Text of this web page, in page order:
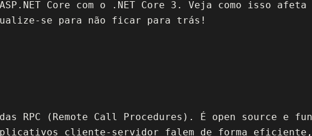
Core com o .NET Core 3. Veja como isso
se para não ficar para trás!
RPC (Remote Call Procedures). É open source e
cliente-servidor falem de forma eficiente,